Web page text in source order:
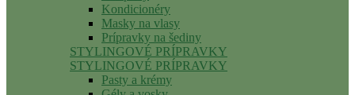
Kondicionéry
Masky na vlasy
Prípravky na šediny
STYLINGOVÉ PRÍPRAVKY
STYLINGOVÉ PRÍPRAVKY
Pasty a krémy